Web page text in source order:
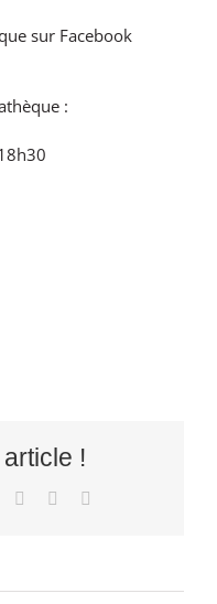
sur Facebook
:
!
TumblrPinterest